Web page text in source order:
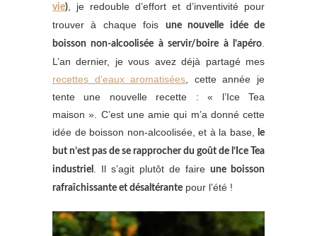
vie) , je redouble d’effort et d’inventivité pour
trouver à chaque fois une nouvelle idée de
boisson non-alcoolisée à servir/boire à l’apéro
L’an dernier, je vous avez déjà partagé mes
recettes d’eaux aromatisées , cette année je
tente une nouvelle recette : « l’Ice Tea
maison ». C’est une amie qui m’a donné cette
idée de boisson non-alcoolisée, et à la base,
le
but n’est pas de se rapprocher du goût de l’Ice Tea
industriel
. Il s’agit plutôt de faire une boisson
rafraîchissante et désaltérante pour l’été !